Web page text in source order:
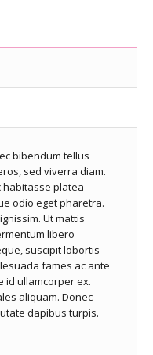
bibendum tellus
sed viverra diam.
habitasse platea
odio eget pharetra.
Ut mattis
libero
suscipit lobortis
fames ac ante
id ullamcorper ex.
aliquam. Donec
dapibus turpis.